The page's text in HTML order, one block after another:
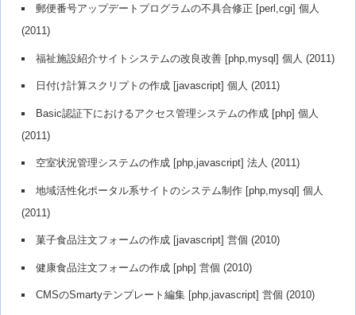
郵便番号アップデートプログラムの不具合修正 [perl,cgi] 個人
(2011)
福祉施設紹介サイトシステムの改良改善 [php,mysql] 個人 (2011)
日付け計算スクリプトの作成 [javascript] 個人 (2011)
Basic認証下におけるアクセス管理システムの作成 [php] 個人
(2011)
空室状況管理システムの作成 [php,javascript] 法人 (2011)
地域活性化ポータル系サイトのシステム制作 [php,mysql] 個人
(2011)
菓子食品注文フォームの作成 [javascript] 営個 (2010)
健康食品注文フォームの作成 [php] 営個 (2010)
CMSのSmartyテンプレート編集 [php,javascript] 営個 (2010)